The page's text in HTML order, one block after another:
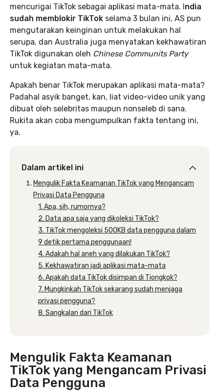
mencurigai TikTok sebagai aplikasi mata-mata. India
sudah memblokir TikTok selama 3 bulan ini, AS pun
mengutarakan keinginan untuk melakukan hal
serupa, dan Australia juga menyatakan kekhawatiran
TikTok digunakan oleh Chinese Communits Party
untuk kegiatan mata-mata.
Apakah benar TikTok merupakan aplikasi mata-mata?
Padahal asyik banget, kan, liat video-video unik yang
dibuat oleh selebritas maupun nonseleb di sana.
Rukita akan coba mengumpulkan fakta tentang ini,
ya.
Dalam artikel ini
Mengulik Fakta Keamanan TikTok yang Mengancam
Privasi Data Pengguna
1. Apa, sih, rumornya?
2. Data apa saja yang dikoleksi TikTok?
3. TikTok mengoleksi 500KB data pengguna dalam
9 detik pertama penggunaan!
4. Adakah hal aneh yang dilakukan TikTok?
5. Kekhawatiran jadi aplikasi mata-mata
6. Apakah data TikTok disimpan di Tiongkok?
7. Mungkinkah TikTok sekarang sudah menjaga
privasi pengguna?
8. Sangkalan dari TikTok
Mengulik Fakta Keamanan
TikTok yang Mengancam Privasi
Data Pengguna